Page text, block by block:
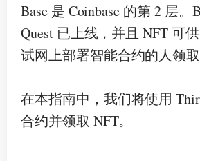
Base 是 Coinbase 的第 2 层。
Quest 已上线，并且 NFT 可
试网上部署智能合约的人领取
在本指南中，我们将使用
合约并领取 NFT。